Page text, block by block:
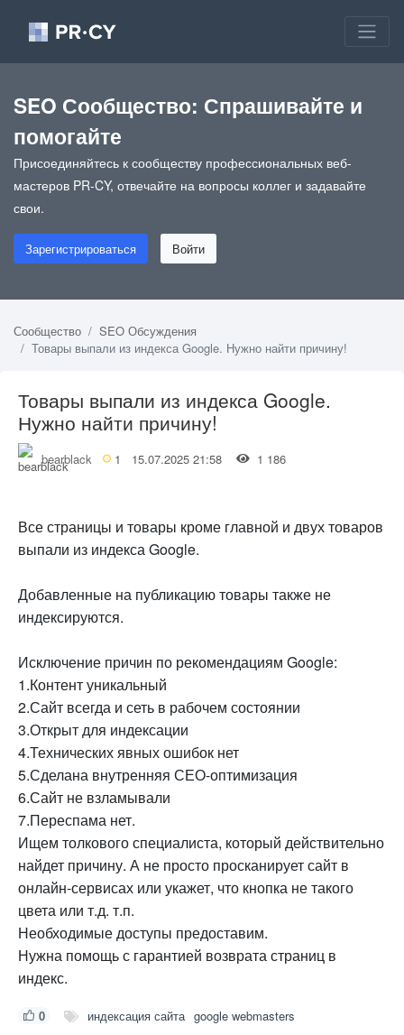
SEO Сообщество: Спрашивайте и
помогайте
Присоединяйтесь к сообществу профессиональных веб-
мастеров PR-CY, отвечайте на вопросы коллег и задавайте
свои.
Зарегистрироваться Войти
Сообщество
SEO Обсуждения
Товары выпали из индекса Google. Нужно найти причину!
Товары выпали из индекса Google.
Нужно найти причину!
bearblack 1 15.07.2025 21:58 1 186
Все страницы и товары кроме главной и двух товаров
выпали из индекса Google.
Добавленные на публикацию товары также не
индексируются.
Исключение причин по рекомендациям Google:
1.Контент уникальный
2.Сайт всегда и сеть в рабочем состоянии
3.Открыт для индексации
4.Технических явных ошибок нет
5.Сделана внутренняя СЕО-оптимизация
6.Сайт не взламывали
7.Переспама нет.
Ищем толкового специалиста, который действительно
найдет причину. А не просто просканирует сайт в
онлайн-сервисах или укажет, что кнопка не такого
цвета или т.д. т.п.
Необходимые доступы предоставим.
Нужна помощь с гарантией возврата страниц в
индекс.
0 индексация сайта google webmasters